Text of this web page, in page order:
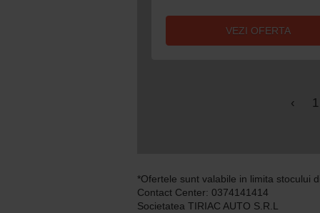
VEZI OFERTA
‹ 1
*Ofertele sunt valabile in limita stocului
Contact Center: 0374141414
Societatea TIRIAC AUTO S.R.L